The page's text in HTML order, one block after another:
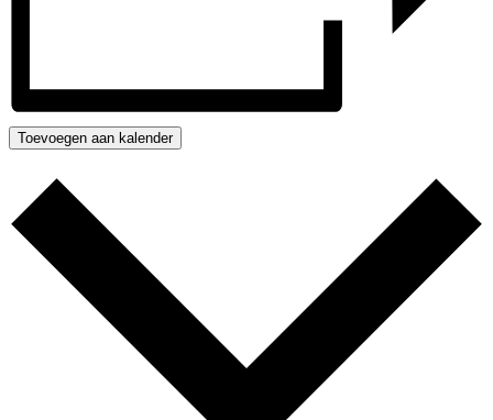
Toevoegen aan kalender